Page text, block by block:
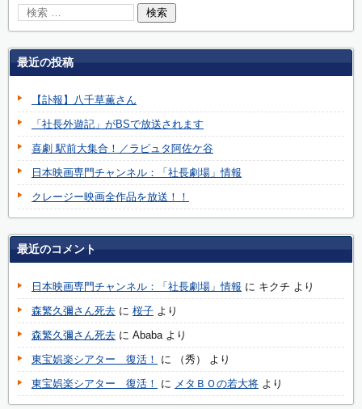
最近の投稿
【訃報】八千草薫さん
「社長外遊記」がBSで放送されます
喜劇 駅前大集合！／ラピュタ阿佐ケ谷
日本映画専門チャンネル：「社長劇場」情報
クレージー映画全作品を放送！！
最近のコメント
日本映画専門チャンネル：「社長劇場」情報 に キクチ より
森繁久彌さん死去 に 桜子 より
森繁久彌さん死去 に Ababaより
東宝娯楽シアター 復活！
に （秀）
より
東宝娯楽シアター 復活！
に メタＢＯの若大将 より